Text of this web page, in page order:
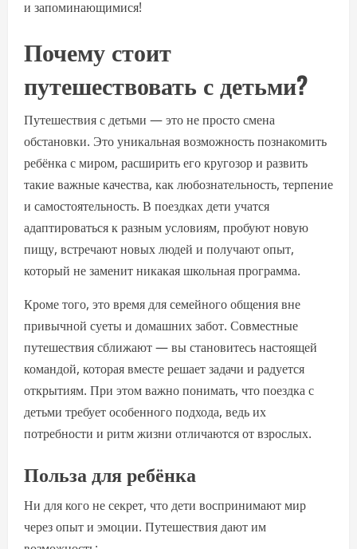
и запоминающимися!
Почему стоит
путешествовать с детьми?
Путешествия с детьми — это не просто смена
обстановки. Это уникальная возможность познакомить
ребёнка с миром, расширить его кругозор и развить
такие важные качества, как любознательность, терпение
и самостоятельность. В поездках дети учатся
адаптироваться к разным условиям, пробуют новую
пищу, встречают новых людей и получают опыт,
который не заменит никакая школьная программа.
Кроме того, это время для семейного общения вне
привычной суеты и домашних забот. Совместные
путешествия сближают — вы становитесь настоящей
командой, которая вместе решает задачи и радуется
открытиям. При этом важно понимать, что поездка с
детьми требует особенного подхода, ведь их
потребности и ритм жизни отличаются от взрослых.
Польза для ребёнка
Ни для кого не секрет, что дети воспринимают мир
через опыт и эмоции. Путешествия дают им